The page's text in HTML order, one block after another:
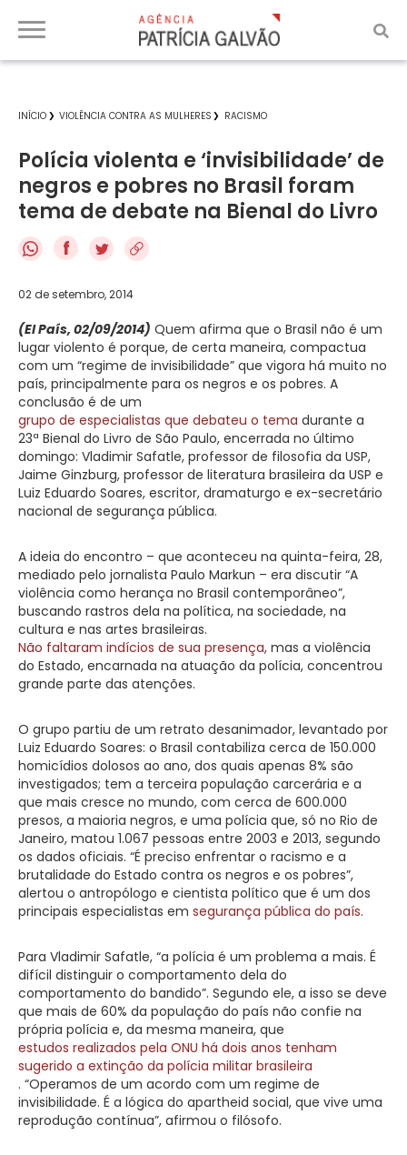
INÍCIO VIOLÊNCIA CONTRA AS MULHERES RACISMO
Polícia violenta e ‘invisibilidade’ de
negros e pobres no Brasil foram
tema de debate na Bienal do Livro
f
02 de setembro, 2014
(El País, 02/09/2014) Quem afirma que o Brasil não é um
lugar violento é porque, de certa maneira, compactua
com um “regime de invisibilidade” que vigora há muito no
país, principalmente para os negros e os pobres. A
conclusão é de um
grupo de especialistas que debateu o tema durante a
23ª Bienal do Livro de São Paulo, encerrada no último
domingo: Vladimir Safatle, professor de filosofia da USP,
Jaime Ginzburg, professor de literatura brasileira da USP e
Luiz Eduardo Soares, escritor, dramaturgo e ex-secretário
nacional de segurança pública.
A ideia do encontro – que aconteceu na quinta-feira, 28,
mediado pelo jornalista Paulo Markun – era discutir “A
violência como herança no Brasil contemporâneo”,
buscando rastros dela na política, na sociedade, na
cultura e nas artes brasileiras.
Não faltaram indícios de sua presença, mas a violência
do Estado, encarnada na atuação da polícia, concentrou
grande parte das atenções.
O grupo partiu de um retrato desanimador, levantado por
Luiz Eduardo Soares: o Brasil contabiliza cerca de 150.000
homicídios dolosos ao ano, dos quais apenas 8% são
investigados; tem a terceira população carcerária e a
que mais cresce no mundo, com cerca de 600.000
presos, a maioria negros, e uma polícia que, só no Rio de
Janeiro, matou 1.067 pessoas entre 2003 e 2013, segundo
os dados oficiais. “É preciso enfrentar o racismo e a
brutalidade do Estado contra os negros e os pobres”,
alertou o antropólogo e cientista político que é um dos
principais especialistas em segurança pública do país.
Para Vladimir Safatle, “a polícia é um problema a mais. É
difícil distinguir o comportamento dela do
comportamento do bandido”. Segundo ele, a isso se deve
que mais de 60% da população do país não confie na
própria polícia e, da mesma maneira, que
estudos realizados pela ONU há dois anos tenham
sugerido a extinção da polícia militar brasileira
. “Operamos de um acordo com um regime de
invisibilidade. É a lógica do apartheid social, que vive uma
reprodução contínua”, afirmou o filósofo.